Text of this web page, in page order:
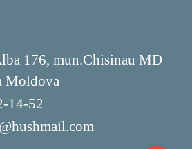
176, mun.Chisinau MD
Moldova
14-52